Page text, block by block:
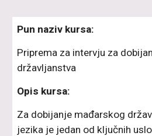
Pun naziv kursa:
Priprema za intervju za
državljanstva
Opis kursa:
Za dobijanje mađarskog
jezika je jedan od ključnih